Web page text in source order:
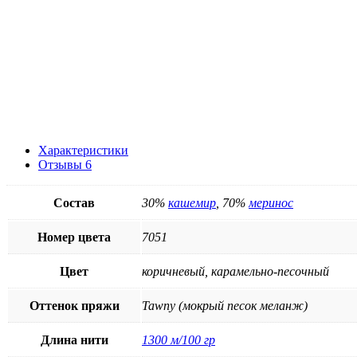
Характеристики
Отзывы 6
Состав 30% кашемир , 70% меринос
Номер цвета 7051
Цвет коричневый, карамельно-песочный
Оттенок пряжи Tawny (мокрый песок меланж)
Длина нити 1300 м/100 гр